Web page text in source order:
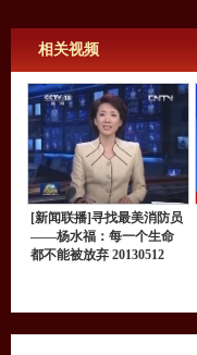
相关视频
[新闻联播]寻找最美消防员
——杨水福：每一个生命
都不能被放弃 20130512